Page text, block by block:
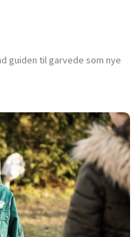
guiden til garvede som nye